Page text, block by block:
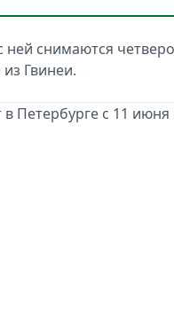
ней снимаются
Гвинеи.
Петербурге с 11 июня